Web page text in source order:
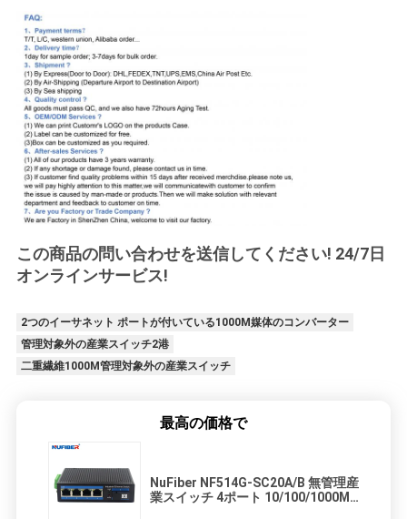
この商品の問い合わせを送信してください! 24/7日
オンラインサービス!
2つのイーサネット ポートが付いている1000M媒体のコンバーター
管理対象外の産業スイッチ2港
二重繊維1000M管理対象外の産業スイッチ
最高の価格で
NuFiber NF514G-SC20A/B 無管理産
業スイッチ 4ポート 10/100/1000M